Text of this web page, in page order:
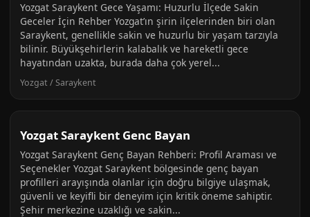
Yozgat Saraykent Gece Yaşamı: Huzurlu İlçede Sakin
Geceler İçin Rehber Yozgat’ın şirin ilçelerinden biri olan
Saraykent, genellikle sakin ve huzurlu bir yaşam tarzıyla
bilinir. Büyükşehirlerin kalabalık ve hareketli gece
hayatından uzakta, burada daha çok yerel...
Yozgat / Saraykent
Yozgat Saraykent Genc Bayan
Yozgat Saraykent Genç Bayan Rehberi: Profil Araması ve
Seçenekler Yozgat Saraykent bölgesinde genç bayan
profilleri arayışında olanlar için doğru bilgiye ulaşmak,
güvenli ve keyifli bir deneyim için kritik öneme sahiptir.
Şehir merkezine uzaklığı ve sakin...